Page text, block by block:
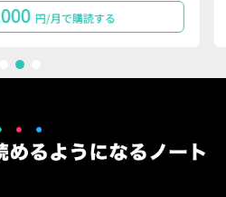
円/月で購読する